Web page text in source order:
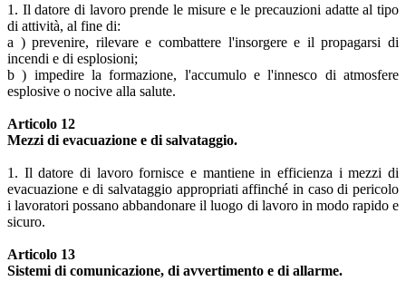
1. Il datore di lavoro prende le misure e le precauzioni adatte al tipo
di attività, al fine di:
a ) prevenire, rilevare e combattere l'insorgere e il propagarsi di
incendi e di esplosioni;
b ) impedire la formazione, l'accumulo e l'innesco di atmosfere
esplosive o nocive alla salute.
Articolo 12
Mezzi di evacuazione e di salvataggio.
1. Il datore di lavoro fornisce e mantiene in efficienza i mezzi di
evacuazione e di salvataggio appropriati affinché in caso di pericolo
i lavoratori possano abbandonare il luogo di lavoro in modo rapido e
sicuro.
Articolo 13
Sistemi di comunicazione, di avvertimento e di allarme.